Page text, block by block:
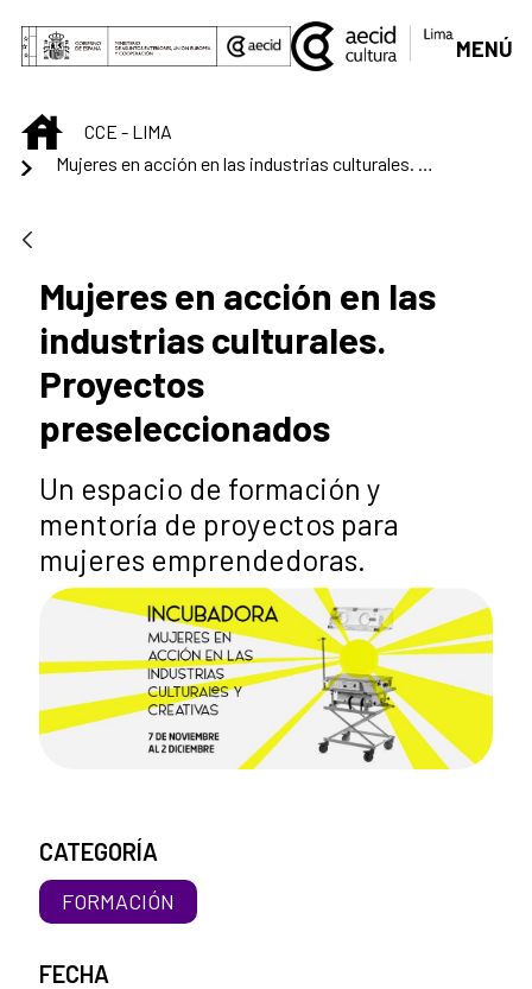
Saut au contenu principal
MENÚ
INICIOCCE - LIMA
Mujeres en acción en las industrias culturales. Proyectos preseleccionados
Mujeres en acción en las
industrias culturales.
Proyectos
preseleccionados
Un espacio de formación y
mentoría de proyectos para
mujeres emprendedoras.
CATEGORÍA
FORMACIÓN
FECHA